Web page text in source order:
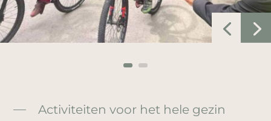
Activiteiten voor het hele gezin